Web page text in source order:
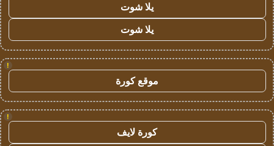
يلا شوت
يلا شوت
!
موقع كورة
!
كورة لايف